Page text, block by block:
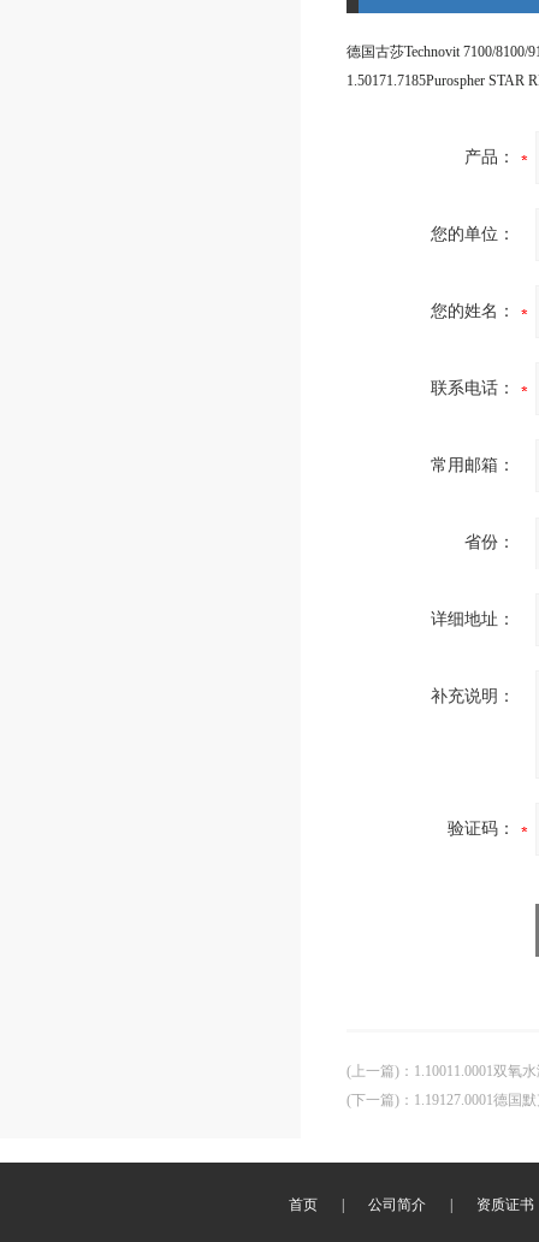
德国古莎Technovit 7100/8100/
产品：
您的单位：
您的姓名：
联系电话：
常用邮箱：
省份：
详细地址：
补充说明：
验证码：
(上一篇) ： 1.10011.0001双氧
(下一篇) ： 1.19127.0001德国
首页 公司简介 资质证书